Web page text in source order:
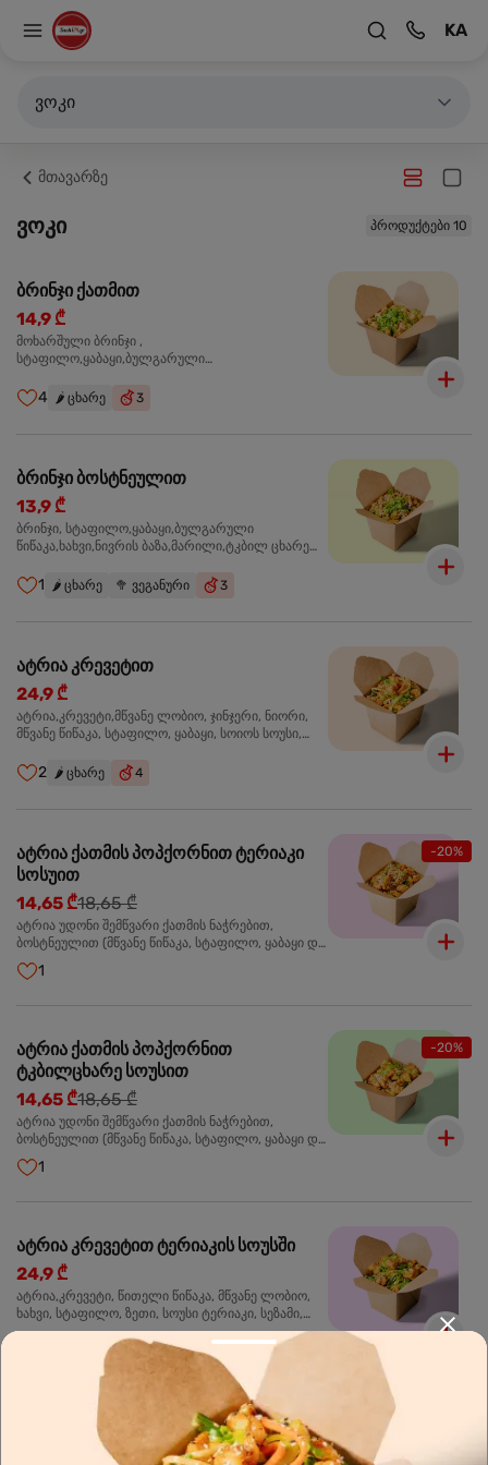
KA
ვოკი
მთავარზე
ვოკი პროდუქტები 10
ბრინჯი ქათმით
14,9 ₾
მოხარშული ბრინჯი ,
სტაფილო,ყაბაყი,ბულგარული
ტკბილ ცხარე სოუსი,მწვანე ხახვი,სეზამის
მარცვლის ნაზავი,მზესუმზირის ზეთი,ბარდა
4 🌶️ ცხარე 3
ბრინჯი ბოსტნეულით
13,9 ₾
ბრინჯი, სტაფილო,ყაბაყი,ბულგარული
წიწაკა,ხახვი,ნივრის ბაზა,მარილი,ტკბილ ცხარე
ნაზავი,მზესუმზირის ზეთი ,ბარდა
1 🌶️ ცხარე 🥦 ვეგანური 3
ატრია კრევეტით
24,9 ₾
ატრია,კრევეტი,მწვანე ლობიო, ჯინჯერი, ნიორი,
მწვანე წიწაკა, სტაფილო, ყაბაყი, სოიოს სოუსი,
მწვანე ხახვი, სეზამი, კრევეტები, სეზამის ზეთი,
2 🌶️ ცხარე 4
-20%
ატრია ქათმის პოპქორნით ტერიაკი
სოსუით
14,65 ₾18,65 ₾
ატრია უდონი შემწვარი ქათმის ნაჭრებით,
ბოსტნეულით (მწვანე წიწაკა, სტაფილო, ყაბაყი და
ნიორი) ტერიაკის სოუსით, მწვანე ლობიო. სეზამის
მარცვლები,ხახვი,მწვანე ხახვი
1
-20%
ატრია ქათმის პოპქორნით
ტკბილცხარე სოუსით
14,65 ₾18,65 ₾
ატრია უდონი შემწვარი ქათმის ნაჭრებით,
ბოსტნეულით (მწვანე წიწაკა, სტაფილო, ყაბაყი და
ნიორი) ტკბილ-ცხარე სოუსით, მწვანე ლობიო.
სეზამის მარცვლები,ხახვი,მწვანე ხახვი
1
ატრია კრევეტით ტერიაკის სოუსში
24,9 ₾
ატრია,კრევეტი, წითელი წიწაკა, მწვანე ლობიო,
ხახვი, სტაფილო, ზეთი, სოუსი ტერიაკი, სეზამი,
მწვანე ხახვი, ნიორი
ბრინჯი კრევეტით